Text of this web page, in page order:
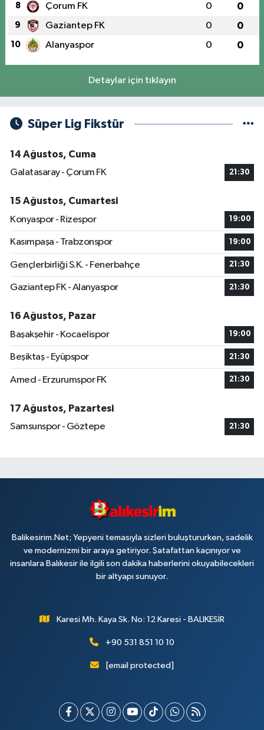
8 Çorum FK 0 0
9 Gaziantep FK 0 0
10 Alanyaspor 0 0
Detaylar için tıklayın
Süper Lig Fikstür
14 Ağustos, Cuma
Galatasaray - Çorum FK
21:30
15 Ağustos, Cumartesi
Konyaspor - Rizespor
19:00
Kasımpaşa - Trabzonspor 19:00
Gençlerbirliği S.K. - Fenerbahçe 21:30
Gaziantep FK - Alanyaspor 21:30
16 Ağustos, Pazar
Başakşehir - Kocaelispor
19:00
Beşiktaş - Eyüpspor 21:30
Amed - Erzurumspor FK 21:30
17 Ağustos, Pazartesi
Samsunspor - Göztepe
21:30
Balikesirim.Net; Yepyeni temasıyla sizleri buluştururken, sadelik
ve modernizmi bir araya getiriyor. Şatafattan kaçınıyor ve
insanlara Balıkesir ile ilgili son dakika haberlerini okuyabilecekleri
bir altyapı sunuyor.
Karesi Mh. Kaya Sk. No: 12 Karesi - BALIKESİR
+90 531 851 10 10
[email protected]